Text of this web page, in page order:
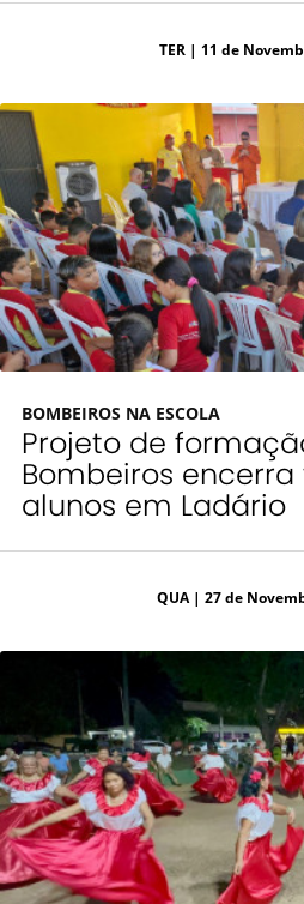
TER | 11 de
BOMBEIROS NA ESCOLA
Projeto de
Bombeiros
alunos em Ladário
QUA| 27 de